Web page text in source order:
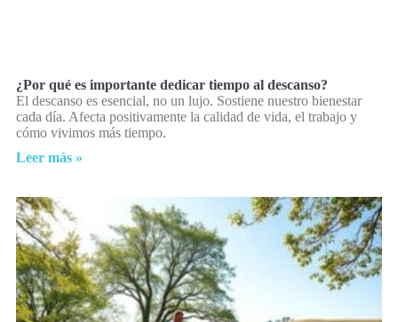
¿Por qué es importante dedicar tiempo al descanso?
El descanso es esencial, no un lujo. Sostiene nuestro bienestar
cada día. Afecta positivamente la calidad de vida, el trabajo y
cómo vivimos más tiempo.
Leer más »